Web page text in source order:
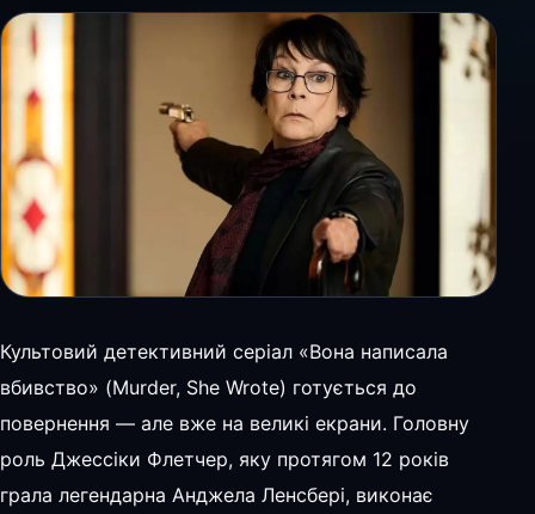
Культовий детективний серіал «Вона написала
вбивство» (Murder, She Wrote) готується до
повернення — але вже на великі екрани. Головну
роль Джессіки Флетчер, яку протягом 12 років
грала легендарна Анджела Ленсбері, виконає